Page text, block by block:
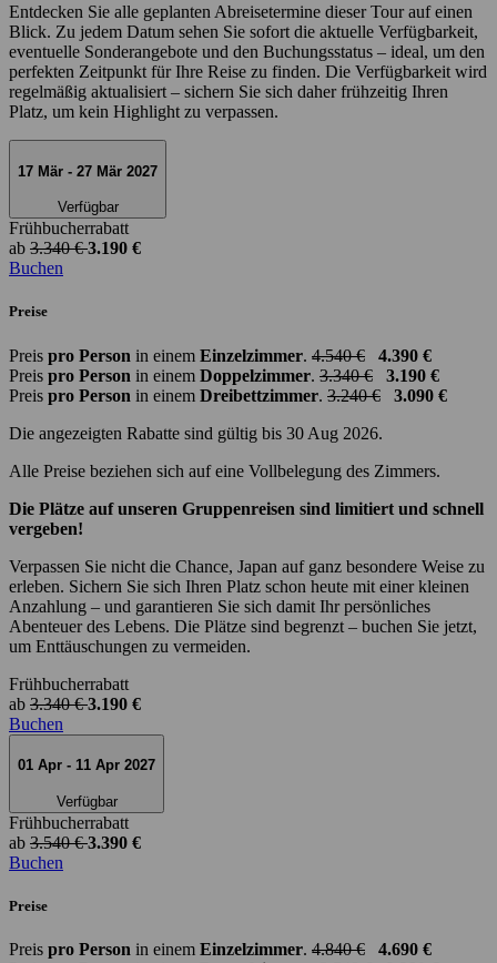
Entdecken Sie alle geplanten Abreisetermine dieser Tour auf einen
Blick. Zu jedem Datum sehen Sie sofort die aktuelle Verfügbarkeit,
eventuelle Sonderangebote und den Buchungsstatus – ideal, um den
perfekten Zeitpunkt für Ihre Reise zu finden. Die Verfügbarkeit wird
regelmäßig aktualisiert – sichern Sie sich daher frühzeitig Ihren
Platz, um kein Highlight zu verpassen.
17 Mär - 27 Mär 2027
Verfügbar
Frühbucherrabatt
ab 3.340 €3.190 €
Buchen
Preise
Preis pro Person in einem Einzelzimmer. 4.540 €
4.390 €
Preis pro Person in einem Doppelzimmer. 3.340 €
3.190 €
Preis pro Person in einem Dreibettzimmer. 3.240 €
3.090 €
Die angezeigten Rabatte sind gültig bis 30 Aug 2026.
Alle Preise beziehen sich auf eine Vollbelegung des Zimmers.
Die Plätze auf unseren Gruppenreisen sind limitiert und schnell
vergeben!
Verpassen Sie nicht die Chance, Japan auf ganz besondere Weise zu
erleben. Sichern Sie sich Ihren Platz schon heute mit einer kleinen
Anzahlung – und garantieren Sie sich damit Ihr persönliches
Abenteuer des Lebens. Die Plätze sind begrenzt – buchen Sie jetzt,
um Enttäuschungen zu vermeiden.
Frühbucherrabatt
ab 3.340 €3.190 €
Buchen
01 Apr - 11 Apr 2027
Verfügbar
Frühbucherrabatt
ab 3.540 €3.390 €
Buchen
Preise
Preis pro Person in einem Einzelzimmer. 4.840 €
4.690 €